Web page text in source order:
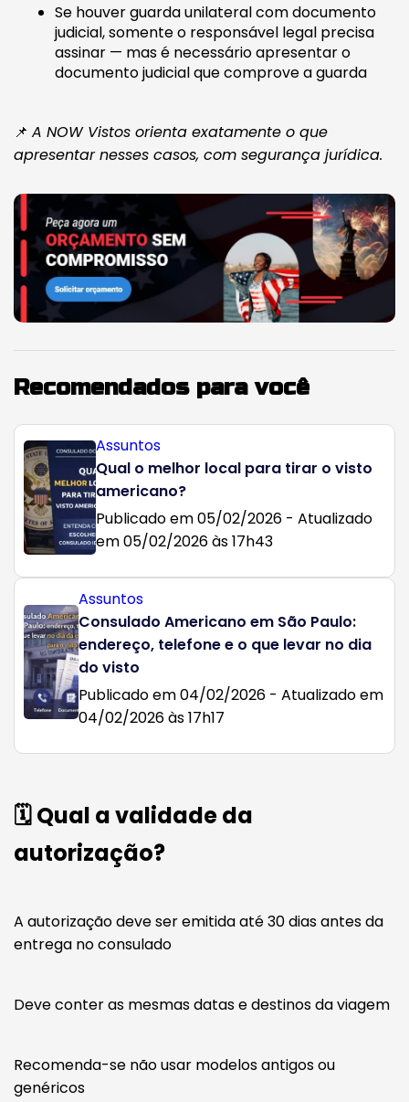
Se houver guarda unilateral com documento
judicial, somente o responsável legal precisa
assinar — mas é necessário apresentar o
documento judicial que comprove a guarda
📌 A NOW Vistos orienta exatamente o que
apresentar nesses casos, com segurança jurídica.
Recomendados para você
Assuntos
Qual o melhor local para tirar o visto
americano?
Publicado em 05/02/2026 - Atualizado
em 05/02/2026 às 17h43
Assuntos
Consulado Americano em São Paulo:
endereço, telefone e o que levar no dia
do visto
Publicado em 04/02/2026 - Atualizado em
04/02/2026 às 17h17
🗓️ Qual a validade da
autorização?
A autorização deve ser emitida até 30 dias antes da
entrega no consulado
Deve conter as mesmas datas e destinos da viagem
Recomenda-se não usar modelos antigos ou
genéricos